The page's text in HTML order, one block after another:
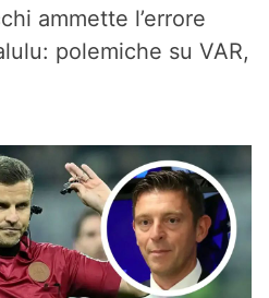
ammette l’errore
polemiche su VAR,